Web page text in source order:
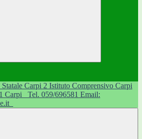
Istituto Comprensivo Carpi
Carpi
Tel. 059/696581 Email: